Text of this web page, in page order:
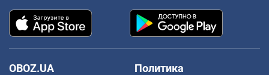
OBOZ.UA
Политика